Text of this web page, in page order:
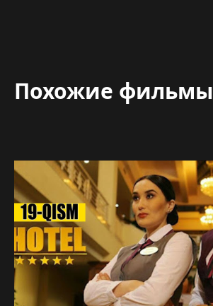
Похожие фильмы